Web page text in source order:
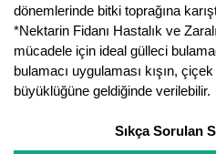
dönemlerinde bitki toprağına
*Nektarin Fidanı Hastalık ve
mücadele için ideal gülleci
bulamacı uygulaması kışın,
büyüklüğüne geldiğinde verilebilir.
Sıkça Sorulan